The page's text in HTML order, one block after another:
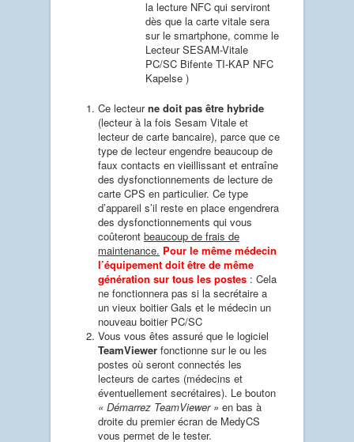
la lecture NFC qui serviront
dès que la carte vitale sera
sur le smartphone, comme le
Lecteur SESAM-Vitale
PC/SC Bifente TI-KAP NFC
Kapelse )
Ce lecteurne doit pas être hybride
(lecteur à la fois Sesam Vitale et
lecteur de carte bancaire), parce que ce
type de lecteur engendre beaucoup de
faux contacts en vieillissant et entraîne
des dysfonctionnements de lecture de
carte CPS en particulier. Ce type
d’appareil s’il reste en place engendrera
des dysfonctionnements qui vous
coûteront beaucoup de frais de
maintenance. Pour le même médecin
l’équipement doit être de même
génération sur tous les postes : Cela
ne fonctionnera pas si la secrétaire a
un vieux boitier Gals et le médecin un
nouveau boitier PC/SC
Vous vous êtes assuré que le logiciel
TeamViewer fonctionne sur le ou les
postes où seront connectés les
lecteurs de cartes (médecins et
éventuellement secrétaires). Le bouton
« Démarrez TeamViewer » en bas à
droite du premier écran de MedyCS
vous permet de le tester.